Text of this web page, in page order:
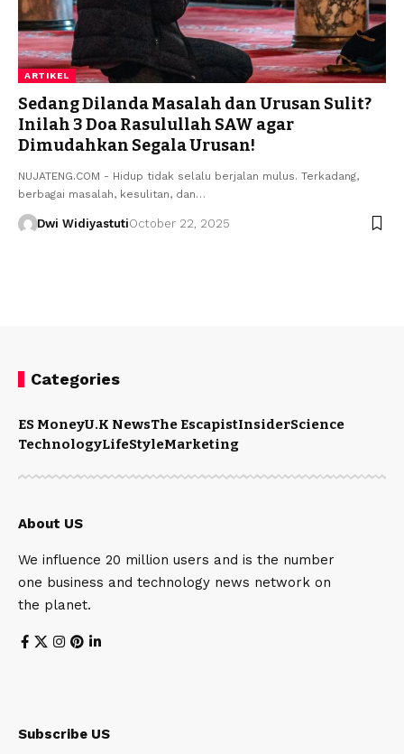
ARTIKEL
Sedang Dilanda Masalah dan Urusan Sulit?
Inilah 3 Doa Rasulullah SAW agar
Dimudahkan Segala Urusan!
NUJATENG.COM - Hidup tidak selalu berjalan mulus. Terkadang,
berbagai masalah, kesulitan, dan…
Dwi WidiyastutiOctober 22, 2025
Categories
ES MoneyU.K NewsThe EscapistInsiderScience
TechnologyLifeStyleMarketing
About US
We influence 20 million users and is the number
one business and technology news network on
the planet.
Subscribe US